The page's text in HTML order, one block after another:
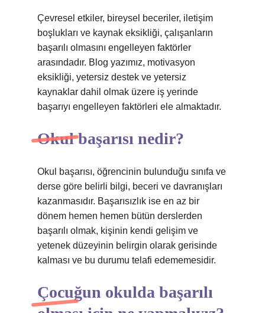
Çevresel etkiler, bireysel beceriler, iletişim
boşlukları ve kaynak eksikliği, çalışanların
başarılı olmasını engelleyen faktörler
arasındadır. Blog yazımız, motivasyon
eksikliği, yetersiz destek ve yetersiz
kaynaklar dahil olmak üzere iş yerinde
başarıyı engelleyen faktörleri ele almaktadır.
Okul başarısı nedir?
Okul başarısı, öğrencinin bulunduğu sınıfa ve
derse göre belirli bilgi, beceri ve davranışları
kazanmasıdır. Başarısızlık ise en az bir
dönem hemen hemen bütün derslerden
başarılı olmak, kişinin kendi gelişim ve
yetenek düzeyinin belirgin olarak gerisinde
kalması ve bu durumu telafi edememesidir.
Çocuğun okulda başarılı